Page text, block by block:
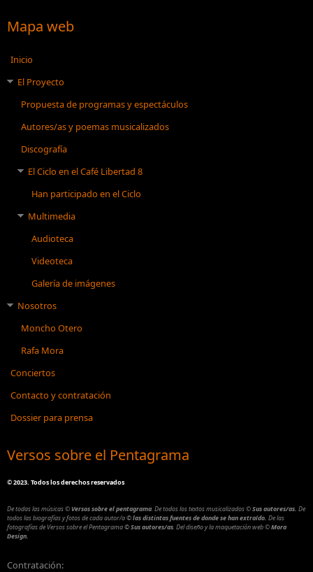
Mapa web
Inicio
El Proyecto
Propuesta de programas y espectáculos
Autores/as y poemas musicalizados
Discografía
El Ciclo en el Café Libertad 8
Han participado en el Ciclo
Multimedia
Audioteca
Videoteca
Galería de imágenes
Nosotros
Moncho Otero
Rafa Mora
Conciertos
Contacto y contratación
Dossier para prensa
Versos sobre el Pentagrama
©2023. Todos los derechos reservados
De todas las músicas© Versos sobre el pentagrama. De todos los textos musicalizados©Sus autores/as. De
todos las biografías y fotos de cada autor/a© las distintas fuentes de donde se han extraído. De las
fotografías de Versos sobre el Pentagrama© Sus autores/as. Del diseño y la maquetación web©Mora
Design.
Contratación: